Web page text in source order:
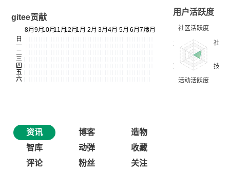
gitee贡献
用户活跃度
资讯 博客
造物
智库
动弹
收藏
评论
粉丝 关注